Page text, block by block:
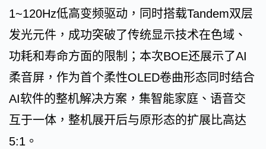
1~120Hz低高变频驱动，同时搭载Tandem双层
发光元件，成功突破了传统显示技术在色域、
功耗和寿命方面的限制；本次BOE还展示了AI
柔音屏，作为首个柔性OLED卷曲形态同时结合
AI软件的整机解决方案，集智能家庭、语音交
互于一体，整机展开后与原形态的扩展比高达
5:1。